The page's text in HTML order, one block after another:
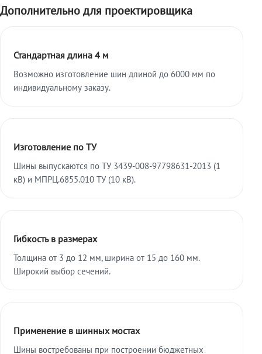
Дополнительно для проектировщика
Стандартная длина 4 м
Возможно изготовление шин длиной до 6000 мм по
индивидуальному заказу.
Изготовление по ТУ
Шины выпускаются по ТУ 3439-008-97798631-2013 (1
кВ) и МПРЦ.6855.010 ТУ (10 кВ).
Гибкость в размерах
Толщина от 3 до 12 мм, ширина от 15 до 160 мм.
Широкий выбор сечений.
Применение в шинных мостах
Шины востребованы при построении бюджетных